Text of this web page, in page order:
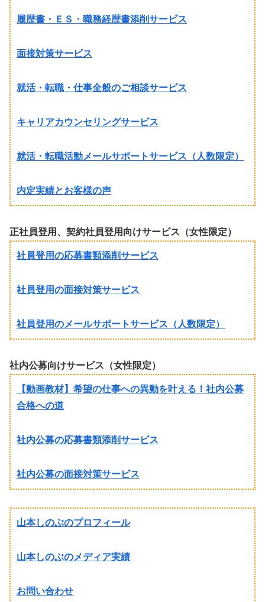
履歴書・ＥＳ・職務経歴書添削サービス
面接対策サービス
就活・転職・仕事全般のご相談サービス
キャリアカウンセリングサービス
就活・転職活動メールサポートサービス（人数限定）
内定実績とお客様の声
正社員登用、契約社員登用向けサービス（女性限定）
社員登用の応募書類添削サービス
社員登用の面接対策サービス
社員登用のメールサポートサービス（人数限定）
社内公募向けサービス（女性限定）
【動画教材】希望の仕事への異動を叶える！社内公募
合格への道
社内公募の応募書類添削サービス
社内公募の面接対策サービス
山本しのぶのプロフィール
山本しのぶのメディア実績
お問い合わせ